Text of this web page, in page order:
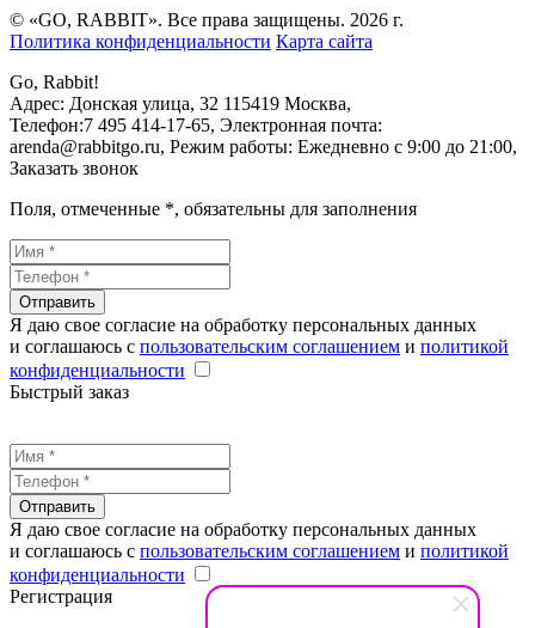
© «GO, RAВBIT». Все права защищены. 2026 г.
Политика конфиденциальности Карта сайта
Go, Rabbit!
Адрес: Донская улица, 32 115419 Москва,
Телефон:7 495 414-17-65, Электронная почта:
arenda@rabbitgo.ru, Режим работы: Ежедневно с 9:00 до 21:00,
Заказать звонок
Поля, отмеченные *, обязательны для заполнения
Отправить
Я даю свое согласие на обработку персональных данных
и соглашаюсь с пользовательским соглашением и политикой
конфиденциальности
Быстрый заказ
Отправить
Я даю свое согласие на обработку персональных данных
и соглашаюсь с пользовательским соглашением и политикой
конфиденциальности
Регистрация